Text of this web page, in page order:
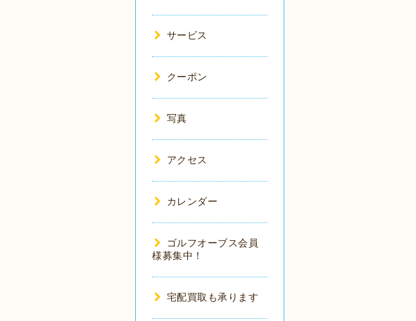
サービス
クーポン
写真
アクセス
カレンダー
ゴルフオーブス会員
様募集中！
宅配買取も承ります